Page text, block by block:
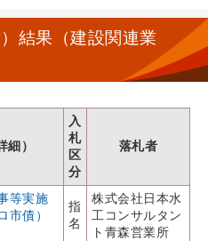
結果（建設関連業
細）
入
札
区
分
落札者
等実施
市債）
指
名
株式会社日本水
工コンサルタン
ト青森営業所